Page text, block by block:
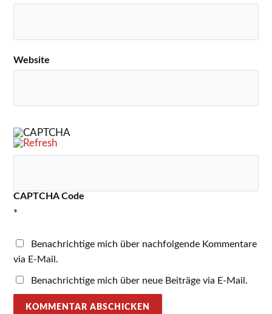
Website
CAPTCHA Code
*
Benachrichtige mich über nachfolgende Kommentare
via E-Mail.
Benachrichtige mich über neue Beiträge via E-Mail.